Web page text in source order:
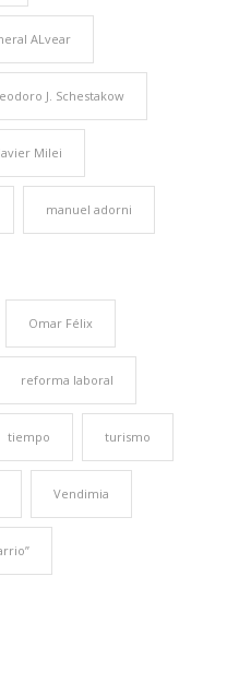
ALvear
J. Schestakow
Javier Milei
manuel adorni
Omar Félix
reforma laboral
tiempo turismo
Vendimia